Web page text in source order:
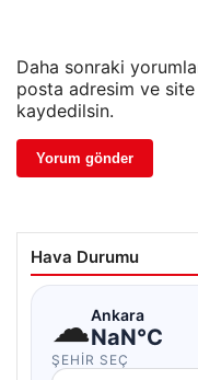
Daha sonraki
posta adresim ve site
kaydedilsin.
Hava Durumu
☁Ankara
NaN°C
ŞEHIR SEÇ